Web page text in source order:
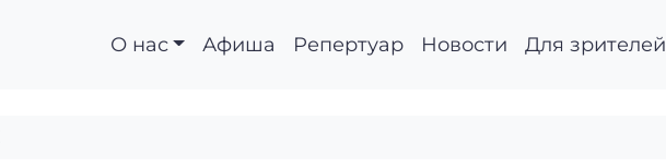
О нас Афиша Репертуар Новости Для зрителей